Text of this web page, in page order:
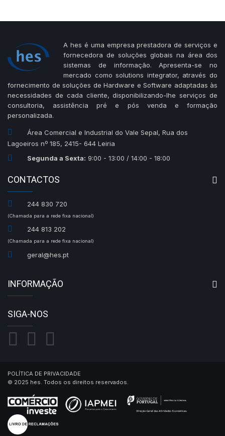
A hes é uma empresa prestadora de serviços e
fornecedora de soluções globais na área dos
sistemas de informação. Apresenta-se no
mercado como solutions integrator, através do
fornecimento de soluções de Hardware e Software adaptadas às
necessidades de cada cliente, disponibilizando-lhe serviços de
consultoria, assistência pré e pós venda e formação
personalizada.
Área Comercial e Industrial do Vale Sepal, Rua dos
Lagoeiros nº 185, 2415- 644 Leiria
Segunda a Sexta: 9:00 - 13:00 / 14:00 - 18:00
CONTACTOS
244 830 720
(Chamada para a rede fixa nacional)
244 813 202
(Chamada para a rede fixa nacional)
geral@hes.pt
INFORMAÇÃO
SIGA-NOS
POLÍTICA DE PRIVACIDADE
© 2025 hes. Todos os direitos reservados.